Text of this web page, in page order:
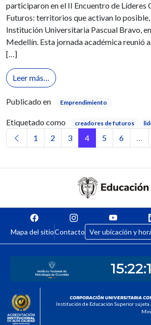
participaron en el II Encuentro de Líderes
Futuros: territorios que activan lo
Institución Universitaria Pascual Bravo,
Medellín. Esta jornada académica reunió
[…]
Leer más… from Unicomfacauca
Publicado en Emprendimiento
Etiquetado como creadores de futuros
Navegación de entradas
1 2 3 4 5 6 …
Mapa del sitioContacto Ver ubicación y
CORPORACIÓN UNIVERSITARIA
Institución de Educación Superior